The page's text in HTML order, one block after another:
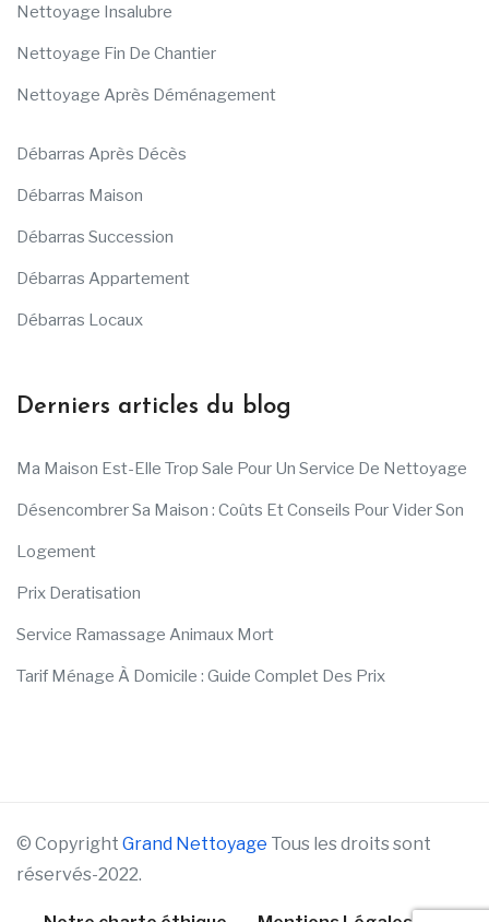
Nettoyage Insalubre
Nettoyage Fin De Chantier
Nettoyage Après Déménagement
Débarras Après Décès
Débarras Maison
Débarras Succession
Débarras Appartement
Débarras Locaux
Derniers articles du blog
Ma Maison Est-Elle Trop Sale Pour Un Service De Nettoyage
Désencombrer Sa Maison : Coûts Et Conseils Pour Vider Son
Logement
Prix Deratisation
Service Ramassage Animaux Mort
Tarif Ménage À Domicile : Guide Complet Des Prix
© Copyright Grand Nettoyage Tous les droits sont
réservés-2022.